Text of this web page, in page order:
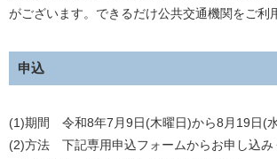
がございます。できるだけ公共交通機関をご利
申込
(1)期間 令和8年7月9日(木曜日)から8月19日(
(2)方法 下記専用申込フォームからお申し込み